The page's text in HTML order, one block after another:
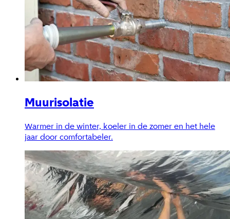
Muurisolatie
Warmer in de winter, koeler in de zomer en het hele
jaar door comfortabeler.